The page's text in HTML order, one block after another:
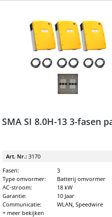
SMA SI 8.0H-13 3-fasen
Art. Nr.:3170
Fasen:
3
Type omvormer:
Batterij omvormer
AC-stroom:
18 kW
Garantie:
10 Jaar
Communicatie:
WLAN, Speedwire
+ meer bekijken